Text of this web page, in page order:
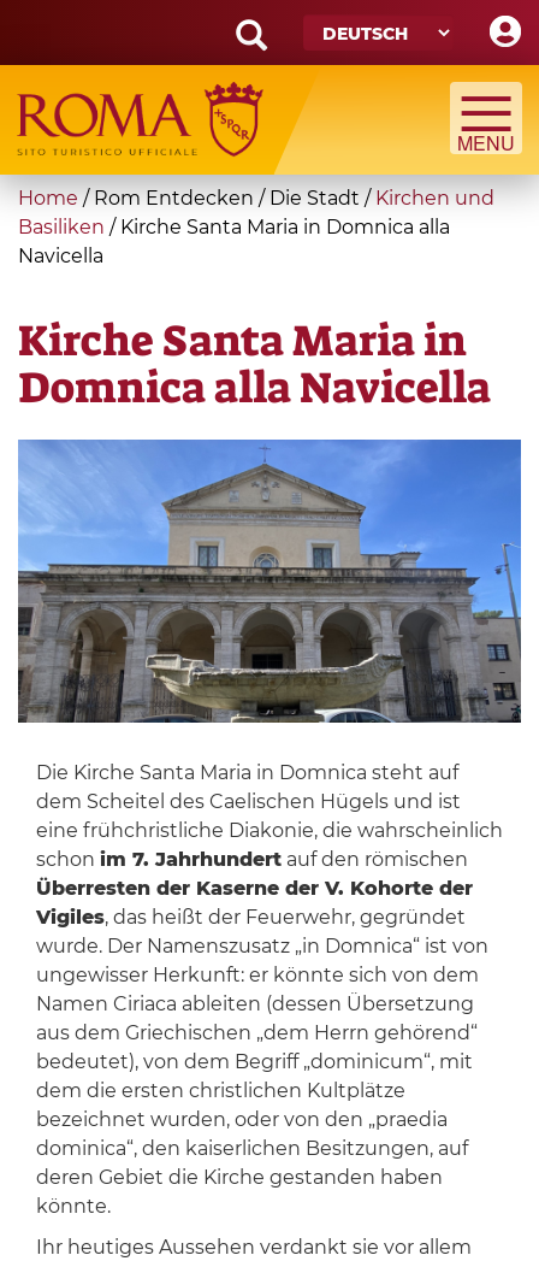
main
content
Search
form
Suche
You
are
here
Home / Rom Entdecken / Die Stadt / Kirchen und
Basiliken / Kirche Santa Maria in Domnica alla
Navicella
Kirche Santa Maria in
Domnica alla Navicella
Die Kirche Santa Maria in Domnica steht auf
dem Scheitel des Caelischen Hügels und ist
eine frühchristliche Diakonie, die wahrscheinlich
schon im 7. Jahrhundertauf den römischen
Überresten der Kaserne der V. Kohorte der
Vigiles, das heißt der Feuerwehr, gegründet
wurde. Der Namenszusatz „in Domnica“ ist von
ungewisser Herkunft: er könnte sich von dem
Namen Ciriaca ableiten (dessen Übersetzung
aus dem Griechischen „dem Herrn gehörend“
bedeutet), von dem Begriff „dominicum“, mit
dem die ersten christlichen Kultplätze
bezeichnet wurden, oder von den „praedia
dominica“, den kaiserlichen Besitzungen, auf
deren Gebiet die Kirche gestanden haben
könnte.
Ihr heutiges Aussehen verdankt sie vor allem